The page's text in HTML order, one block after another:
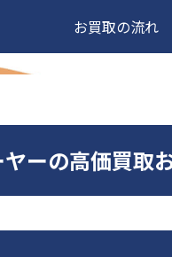
お買取の流れ
ーの高価買取